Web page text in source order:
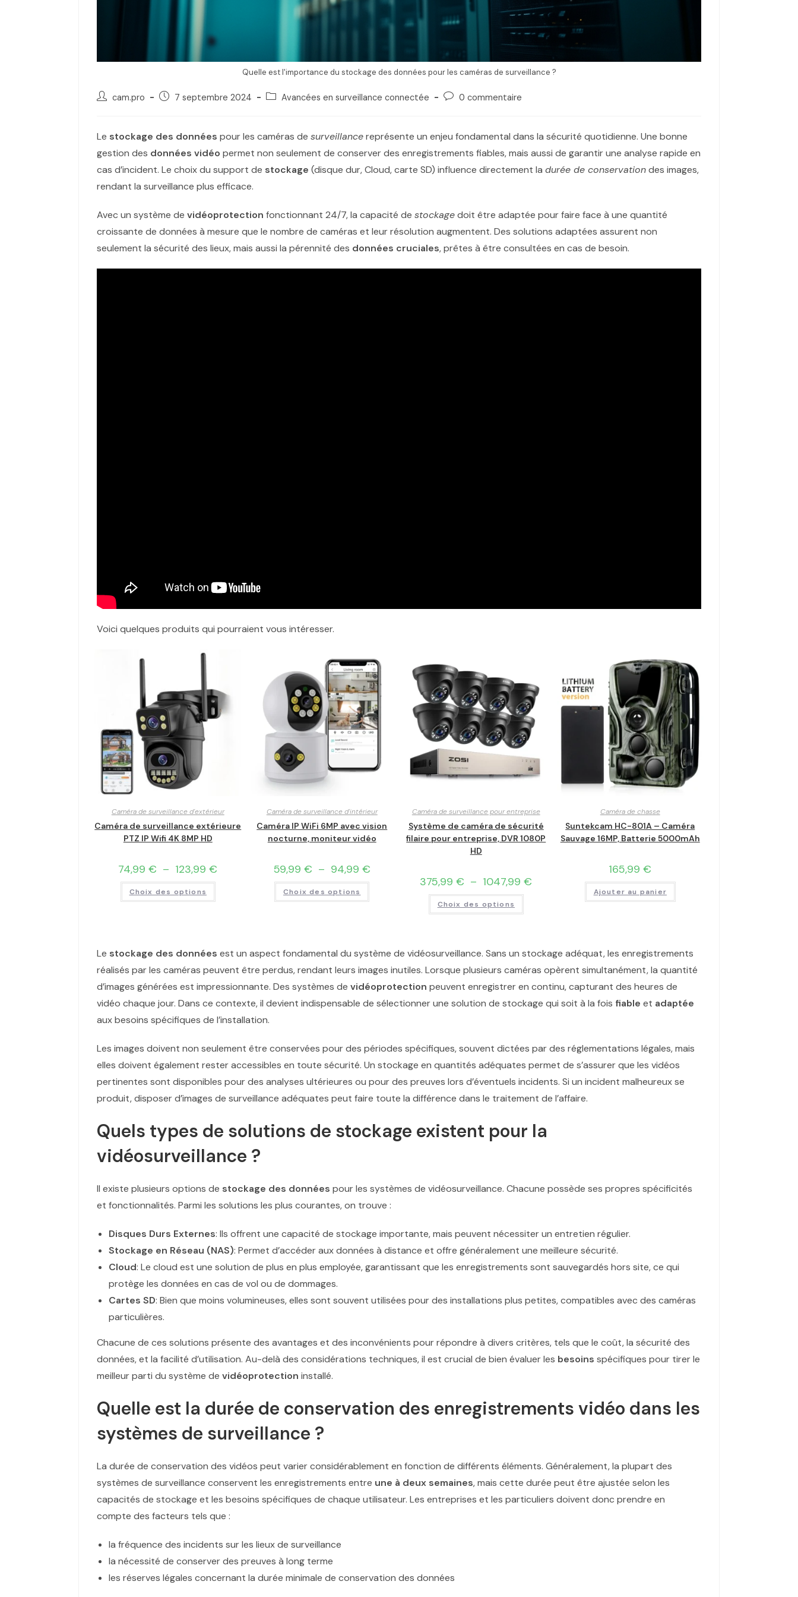
Quelle est l'importance du stockage des données pour les caméras de surveillance ?
cam.pro 7 septembre 2024 Avancées en surveillance connectée 0 commentaire
Le stockage des données pour les caméras de surveillancereprésente un enjeu fondamental dans la sécurité quotidienne. Une bonne
gestion des données vidéo permet non seulement de conserver des enregistrements fiables, mais aussi de garantir une analyse rapide en
cas d’incident. Le choix du support de stockage (disque dur, Cloud, carte SD) influence directement la durée de conservationdes images,
rendant la surveillance plus efficace.
Avec un système de vidéoprotection fonctionnant 24/7, la capacité de stockagedoit être adaptée pour faire face à une quantité
croissante de données à mesure que le nombre de caméras et leur résolution augmentent. Des solutions adaptées assurent non
seulement la sécurité des lieux, mais aussi la pérennité des données cruciales, prêtes à être consultées en cas de besoin.
Voici quelques produits qui pourraient vous intéresser.
Caméra de surveillance d'extérieur
Caméra de surveillance extérieure
PTZ IP Wifi 4K 8MP HD
74,99€ – 123,99€
Choix des options
Caméra de surveillance d'intérieur
Caméra IP WiFi 6MP avec vision
nocturne, moniteur vidéo
59,99 € – 94,99 €
Choix des options
Caméra de surveillance pour entreprise
Système de caméra de sécurité
filaire pour entreprise, DVR 1080P
HD
375,99€ – 1047,99€
Choix des options
Caméra de chasse
Suntekcam HC-801A – Caméra
Sauvage 16MP, Batterie 5000mAh
165,99€
Ajouter au panier
Le stockage des données est un aspect fondamental du système de vidéosurveillance. Sans un stockage adéquat, les enregistrements
réalisés par les caméras peuvent être perdus, rendant leurs images inutiles. Lorsque plusieurs caméras opèrent simultanément, la quantité
d’images générées est impressionnante. Des systèmes de vidéoprotection peuvent enregistrer en continu, capturant des heures de
vidéo chaque jour. Dans ce contexte, il devient indispensable de sélectionner une solution de stockage qui soit à la fois fiable et adaptée
aux besoins spécifiques de l’installation.
Les images doivent non seulement être conservées pour des périodes spécifiques, souvent dictées par des réglementations légales, mais
elles doivent également rester accessibles en toute sécurité. Un stockage en quantités adéquates permet de s’assurer que les vidéos
pertinentes sont disponibles pour des analyses ultérieures ou pour des preuves lors d’éventuels incidents. Si un incident malheureux se
produit, disposer d’images de surveillance adéquates peut faire toute la différence dans le traitement de l’affaire.
Quels types de solutions de stockage existent pour la
vidéosurveillance ?
Il existe plusieurs options de stockage des données pour les systèmes de vidéosurveillance. Chacune possède ses propres spécificités
et fonctionnalités. Parmi les solutions les plus courantes, on trouve :
Disques Durs Externes: Ils offrent une capacité de stockage importante, mais peuvent nécessiter un entretien régulier.
Stockage en Réseau (NAS): Permet d’accéder aux données à distance et offre généralement une meilleure sécurité.
Cloud: Le cloud est une solution de plus en plus employée, garantissant que les enregistrements sont sauvegardés hors site, ce qui
protège les données en cas de vol ou de dommages.
Cartes SD: Bien que moins volumineuses, elles sont souvent utilisées pour des installations plus petites, compatibles avec des caméras
particulières.
Chacune de ces solutions présente des avantages et des inconvénients pour répondre à divers critères, tels que le coût, la sécurité des
données, et la facilité d’utilisation. Au-delà des considérations techniques, il est crucial de bien évaluer les besoins spécifiques pour tirer le
meilleur parti du système de vidéoprotection installé.
Quelle est la durée de conservation des enregistrements vidéo dans les
systèmes de surveillance ?
La durée de conservation des vidéos peut varier considérablement en fonction de différents éléments. Généralement, la plupart des
systèmes de surveillance conservent les enregistrements entre une à deux semaines, mais cette durée peut être ajustée selon les
capacités de stockage et les besoins spécifiques de chaque utilisateur. Les entreprises et les particuliers doivent donc prendre en
compte des facteurs tels que :
la fréquence des incidents sur les lieux de surveillance
la nécessité de conserver des preuves à long terme
les réserves légales concernant la durée minimale de conservation des données